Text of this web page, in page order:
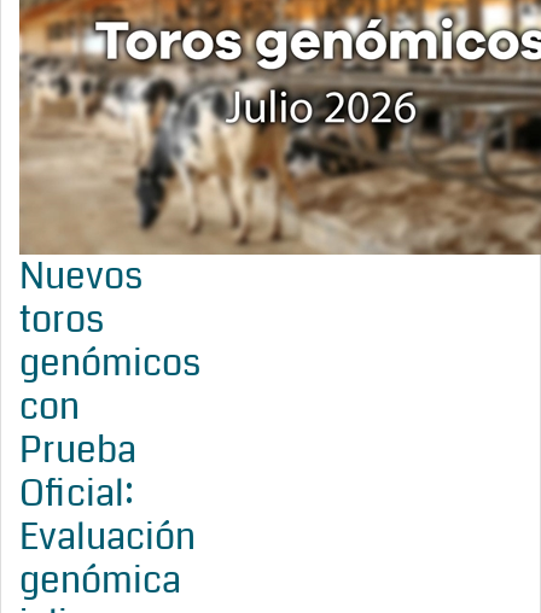
Nuevos
toros
genómicos
con
Prueba
Oficial:
Evaluación
genómica